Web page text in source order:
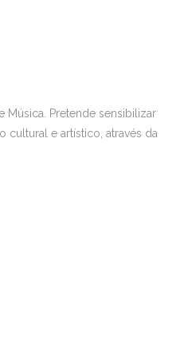
Música. Pretende sensibilizar
cultural e artístico, através da